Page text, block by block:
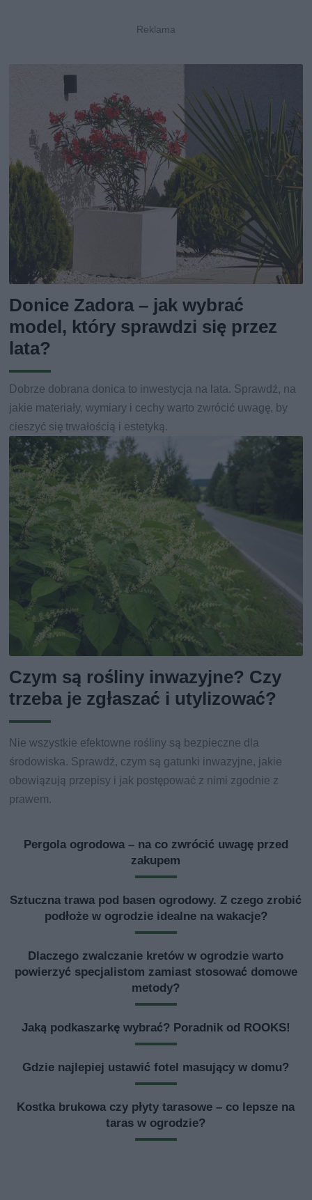
Donice Zadora – jak wybrać
model, który sprawdzi się przez
lata?
Dobrze dobrana donica to inwestycja na lata. Sprawdź, na
jakie materiały, wymiary i cechy warto zwrócić uwagę, by
cieszyć się trwałością i estetyką.
Czym są rośliny inwazyjne? Czy
trzeba je zgłaszać i utylizować?
Nie wszystkie efektowne rośliny są bezpieczne dla
środowiska. Sprawdź, czym są gatunki inwazyjne, jakie
obowiązują przepisy i jak postępować z nimi zgodnie z
prawem.
Pergola ogrodowa – na co zwrócić uwagę przed
zakupem
Sztuczna trawa pod basen ogrodowy. Z czego zrobić
podłoże w ogrodzie idealne na wakacje?
Dlaczego zwalczanie kretów w ogrodzie warto
powierzyć specjalistom zamiast stosować domowe
metody?
Jaką podkaszarkę wybrać? Poradnik od ROOKS!
Gdzie najlepiej ustawić fotel masujący w domu?
Kostka brukowa czy płyty tarasowe – co lepsze na
taras w ogrodzie?